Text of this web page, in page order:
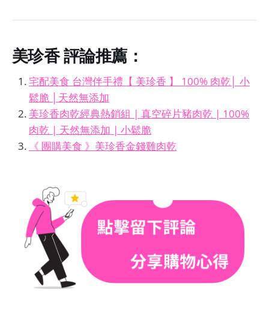
美珍香評論推薦：
宅配美食 台灣伴手禮【 美珍香 】 100% 肉乾│ 小
鬆脆 │天然無添加
美珍香肉乾經典熱銷組 | 真空碎片豬肉乾 | 100%
肉乾 | 天然無添加 | 小鬆脆
《 團購美食 》美珍香金錢雞肉乾